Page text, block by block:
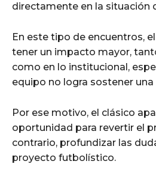
directamente en la situación
En este tipo de encuentros,
tener un impacto mayor,
como en lo institucional,
equipo no logra sostener
Por ese motivo, el clásico
oportunidad para revertir el
contrario, profundizar las
proyecto futbolístico.